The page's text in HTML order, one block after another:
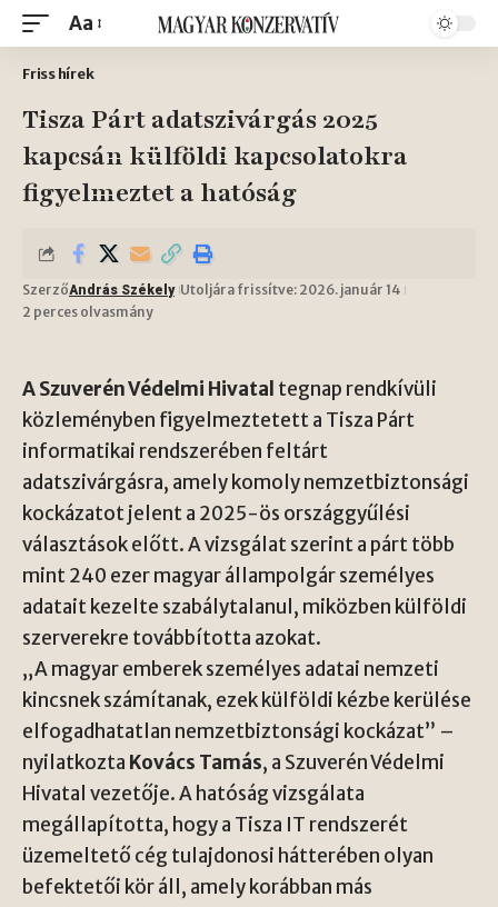
Aa
Friss hírek
Tisza Párt adatszivárgás 2025
kapcsán külföldi kapcsolatokra
figyelmeztet a hatóság
SzerzőAndrás Székely Utoljára frissítve: 2026. január 14
2 perces olvasmány
A Szuverén Védelmi Hivatal tegnap rendkívüli
közleményben figyelmeztetett a Tisza Párt
informatikai rendszerében feltárt
adatszivárgásra, amely komoly nemzetbiztonsági
kockázatot jelent a 2025-ös országgyűlési
választások előtt. A vizsgálat szerint a párt több
mint 240 ezer magyar állampolgár személyes
adatait kezelte szabálytalanul, miközben külföldi
szerverekre továbbította azokat.
„A magyar emberek személyes adatai nemzeti
kincsnek számítanak, ezek külföldi kézbe kerülése
elfogadhatatlan nemzetbiztonsági kockázat” –
nyilatkozta Kovács Tamás, a Szuverén Védelmi
Hivatal vezetője. A hatóság vizsgálata
megállapította, hogy a Tisza IT rendszerét
üzemeltető cég tulajdonosi hátterében olyan
befektetői kör áll, amely korábban más